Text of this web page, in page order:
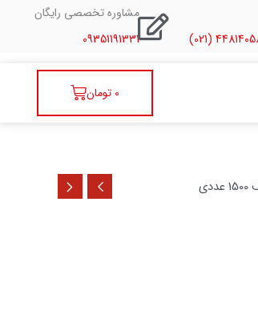
مشاوره تخصصی رایگان
09351191331
0 تومانسبد
خرید